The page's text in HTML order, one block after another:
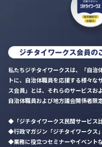
私たちジチタイワークスは、「自治
トに、自治体職員を応援する様々な
ス会員」とは、それらのサービスお
自治体職員および地方議会関係者限
「ジチタイワークス民間サービ
行政マガジン「ジチタイワークス
業務に役立つセミナーやイベント